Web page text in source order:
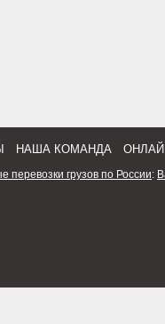
НАША КОМАНДА
перевозки грузов по России: